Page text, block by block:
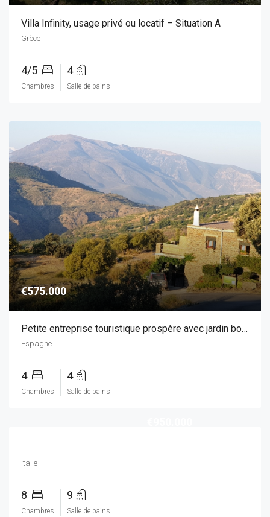
Villa Infinity, usage privé ou locatif – Situation A
Grèce
4/5
Chambres
4
Salle de bains
€575.000
Petite entreprise touristique prospère avec jardin botanique dans les montagnes de Grenade – Les Alpujarras
Espagne
4
Chambres
4
Salle de bains
Italie
8
Chambres
9
Salle de bains